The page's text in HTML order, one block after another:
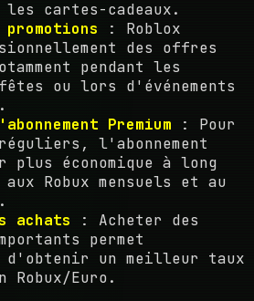
cartes-cadeaux.
: Roblox
des offres
pendant les
ou lors d'événements
Premium : Pour
l'abonnement
plus économique à long
Robux mensuels et au
achats : Acheter des
permet
d'obtenir un meilleur taux
Robux/Euro.